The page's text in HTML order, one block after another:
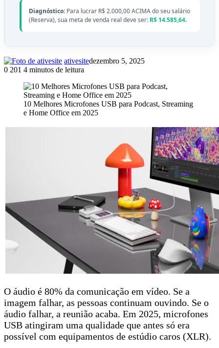
Diagnóstico: Para lucrar R$ 2.000,00 ACIMA do seu salário
(Reserva), sua meta de venda real deve ser: R$ 14.585,64.
ativesitedezembro 5, 2025
0 201 4 minutos de leitura
10 Melhores Microfones USB para Podcast, Streaming
e Home Office em 2025
O áudio é 80% da comunicação em vídeo. Se a
imagem falhar, as pessoas continuam ouvindo. Se o
áudio falhar, a reunião acaba. Em 2025, microfones
USB atingiram uma qualidade que antes só era
possível com equipamentos de estúdio caros (XLR).